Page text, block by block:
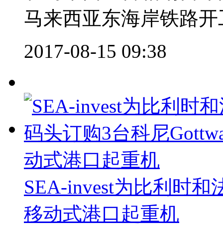
马来西亚东海岸铁路
2017-08-15 09:38
SEA-invest为比利时和
移动式港口起重机